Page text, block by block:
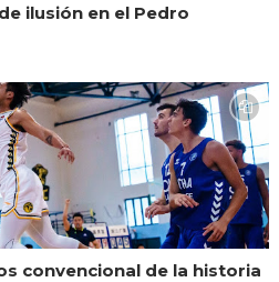
ilusión en el Pedro
convencional de la historia